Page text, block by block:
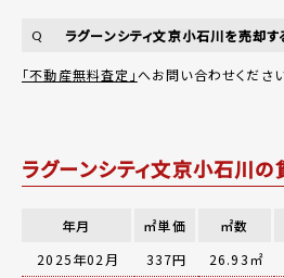
Q ラグーンシティ文京小石川を売却
「不動産無料査定」へお問い合わせください
ラグーンシティ文京小石川
年月 ㎡単価 ㎡数
2025年02月
337円 26.93㎡